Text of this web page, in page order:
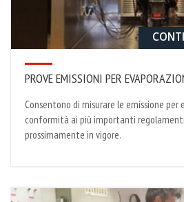
PROVE EMISSIONI PER
Consentono di misurare le emissione per
conformità ai più importanti
prossimamente in vigore.